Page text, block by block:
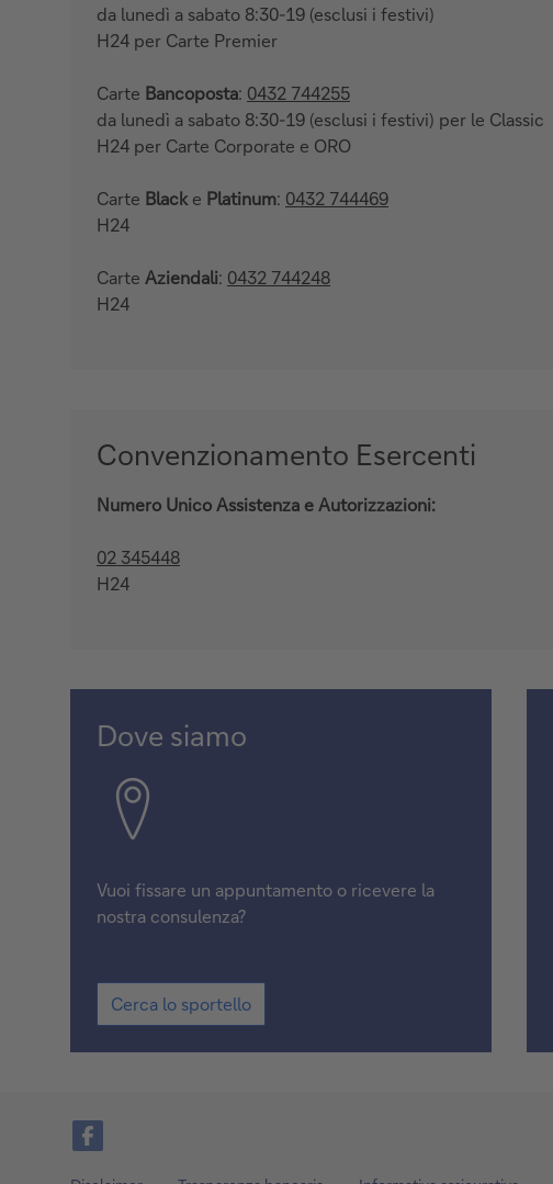
da lunedì a sabato 8:30-19 (esclusi i festivi)
H24 per Carte Premier
Carte Bancoposta: 0432 744255
da lunedì a sabato 8:30-19 (esclusi i festivi) per le Classic
H24 per Carte Corporate e ORO
Carte Black e Platinum: 0432 744469
H24
Carte Aziendali: 0432 744248
H24
Convenzionamento Esercenti
Numero Unico Assistenza e Autorizzazioni:
02 345448
H24
Dove siamo
Vuoi fissare un appuntamento o ricevere la
nostra consulenza?
Cerca lo sportello
Facebook